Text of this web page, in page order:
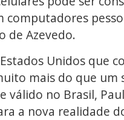
de Azevedo.
Unidos que
mais do que um
no Brasil,
a nova realidade